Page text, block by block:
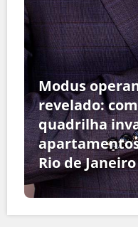
Modus
revelado:
quadrilha
Rio de Janeiro